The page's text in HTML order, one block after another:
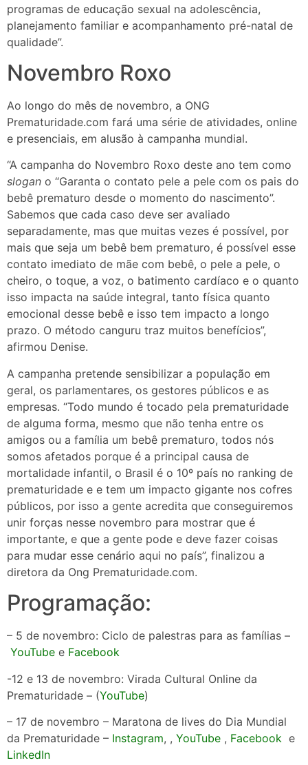
programas de educação sexual na adolescência,
planejamento familiar e acompanhamento pré-natal de
qualidade”.
Novembro Roxo
Ao longo do mês de novembro, a ONG
Prematuridade.com fará uma série de atividades, online
e presenciais, em alusão à campanha mundial.
“A campanha do Novembro Roxo deste ano tem como
slogan o “Garanta o contato pele a pele com os pais do
bebê prematuro desde o momento do nascimento”.
Sabemos que cada caso deve ser avaliado
separadamente, mas que muitas vezes é possível, por
mais que seja um bebê bem prematuro, é possível esse
contato imediato de mãe com bebê, o pele a pele, o
cheiro, o toque, a voz, o batimento cardíaco e o quanto
isso impacta na saúde integral, tanto física quanto
emocional desse bebê e isso tem impacto a longo
prazo. O método canguru traz muitos benefícios”,
afirmou Denise.
A campanha pretende sensibilizar a população em
geral, os parlamentares, os gestores públicos e as
empresas. “Todo mundo é tocado pela prematuridade
de alguma forma, mesmo que não tenha entre os
amigos ou a família um bebê prematuro, todos nós
somos afetados porque é a principal causa de
mortalidade infantil, o Brasil é o 10º país no ranking de
prematuridade e e tem um impacto gigante nos cofres
públicos, por isso a gente acredita que conseguiremos
unir forças nesse novembro para mostrar que é
importante, e que a gente pode e deve fazer coisas
para mudar esse cenário aqui no país”, finalizou a
diretora da Ong Prematuridade.com.
Programação:
– 5 de novembro: Ciclo de palestras para as famílias –
YouTube e Facebook
-12 e 13 de novembro: Virada Cultural Online da
Prematuridade – (YouTube)
– 17 de novembro – Maratona de lives do Dia Mundial
da Prematuridade – Instagram, , YouTube , Facebook e
LinkedIn